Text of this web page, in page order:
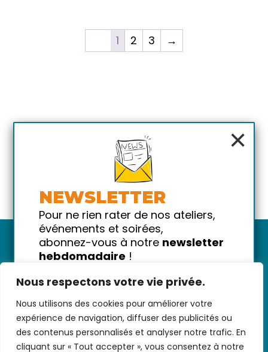
Nous respectons votre vie privée.
Nous utilisons des cookies pour améliorer votre
expérience de navigation, diffuser des publicités ou
des contenus personnalisés et analyser notre trafic. En
cliquant sur « Tout accepter », vous consentez à notre
1 2 3 →
Nous contacter- CGV/CGU-Données
personnelles-Infos pratiques- FAQ
×
NEWSLETTER
Pour ne rien rater de nos ateliers,
événements et soirées,
abonnez-vous à notre newsletter
hebdomadaire !
!
Votre email